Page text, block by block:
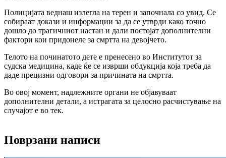
Полицијата веднаш излегла на терен и започнала со увид. Се
собираат докази и информации за да се утврди како точно
дошло до трагичниот настан и дали постојат дополнителни
фактори кои придонеле за смртта на девојчето.
Телото на починатото дете е пренесено во Институтот за
судска медицина, каде ќе се изврши обдукција која треба да
даде прецизни одговори за причината на смртта.
Во овој момент, надлежните органи не објавуваат
дополнителни детали, а истрагата за целосно расчистување на
случајот е во тек.
Поврзани написи